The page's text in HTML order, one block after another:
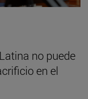
no puede
en el